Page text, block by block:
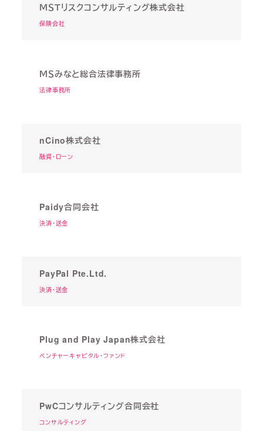
ＭＳＴリスクコンサルティング株式会社
保険会社
ＭＳみなと総合法律事務所
法律事務所
nCino株式会社
融資・ローン
Paidy合同会社
決済・送金
PayPal Pte.Ltd.
決済・送金
Plug and Play Japan株式会社
ベンチャーキャピタル・ファンド
PwCコンサルティング合同会社
コンサルティング